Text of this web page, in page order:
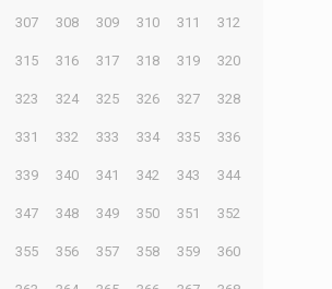
307 308 309 310 311 312
315 316 317 318 319 320
323 324 325 326 327 328
331 332 333 334 335 336
339 340 341 342 343 344
347 348 349 350 351 352
355 356 357 358 359 360